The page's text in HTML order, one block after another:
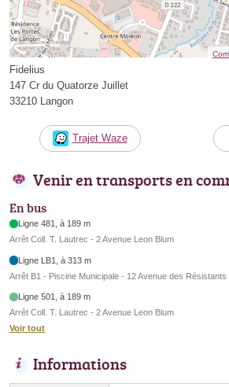
Fidelius
147 Cr du Quatorze Juillet
33210 Langon
Trajet Waze
Venir en transports en
En bus
Ligne 481, à 189 m
Arrêt Coll. T. Lautrec - 2 Avenue Leon Blum
Ligne LB1, à 313 m
Arrêt B1 - Piscine Municipale - 12 Avenue des Résistants
Ligne 501, à 189 m
Arrêt Coll. T. Lautrec - 2 Avenue Leon Blum
Voir tout
Informations